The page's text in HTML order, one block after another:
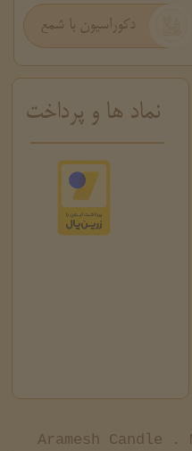
دکوراسیون با شمع
نماد ها و پرداخت
Aramesh Candle .